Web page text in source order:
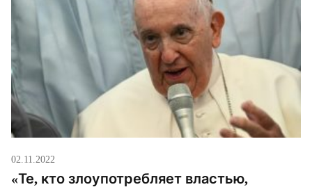
района; её муж вместе со взрослым сыном
остался в Украине. Также присутствовали 30-
летняя […]
02.11.2022
«Те, кто злоупотребляет властью,